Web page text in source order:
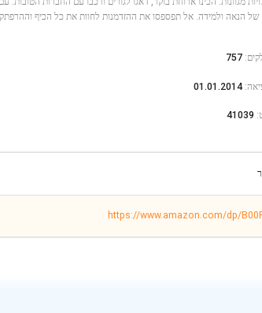
הנאה ולמידה. אל תפספסו את ההזדמנות לחוות את כל הכיף
:
757
:
01.01.2014
:
41039
https://www.amazon.com/dp/